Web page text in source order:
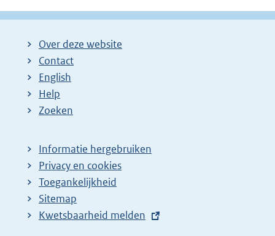
Over deze website
Contact
English
Help
Zoeken
Informatie hergebruiken
Privacy en cookies
Toegankelijkheid
Sitemap
E
Kwetsbaarheid melden